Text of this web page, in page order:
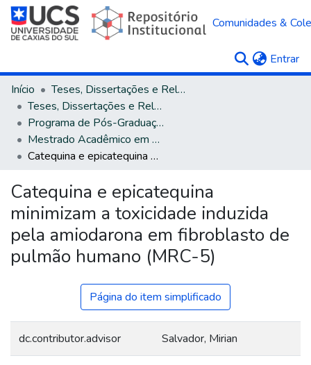
Comunidades &
Entrar
Início
Teses, Dissertações e Relatórios
Teses, Dissertações e Relatórios defendidos na UCS
Programa de Pós-Graduação em Biotecnologia
Mestrado Acadêmico em Biotecnologia
Catequina e epicatequina minimizam a toxicidade induzida pela amiodarona em fibroblasto de pulmão humano (MRC-5)
Catequina e epicatequina
minimizam a toxicidade induzida
pela amiodarona em fibroblasto de
pulmão humano (MRC-5)
Página do item simplificado
dc.contributor.advisor Salvador, Mirian